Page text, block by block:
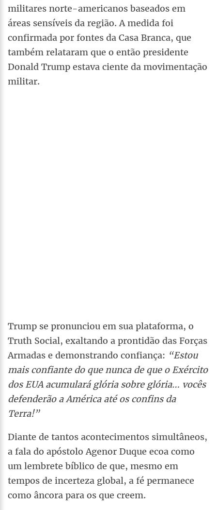
militares norte-americanos baseados em
áreas sensíveis da região. A medida foi
confirmada por fontes da Casa Branca, que
também relataram que o então presidente
Donald Trump estava ciente da movimentação
militar.
Trump se pronunciou em sua plataforma, o
Truth Social, exaltando a prontidão das Forças
Armadas e demonstrando confiança: “Estou
mais confiante do que nunca de que o Exército
dos EUA acumulará glória sobre glória… vocês
defenderão a América até os confins da
Terra!”
Diante de tantos acontecimentos simultâneos,
a fala do apóstolo Agenor Duque ecoa como
um lembrete bíblico de que, mesmo em
tempos de incerteza global, a fé permanece
como âncora para os que creem.